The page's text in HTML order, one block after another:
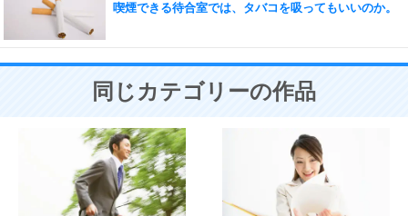
喫煙できる待合室では、タバコを吸ってもいいのか。
同じカテゴリーの作品